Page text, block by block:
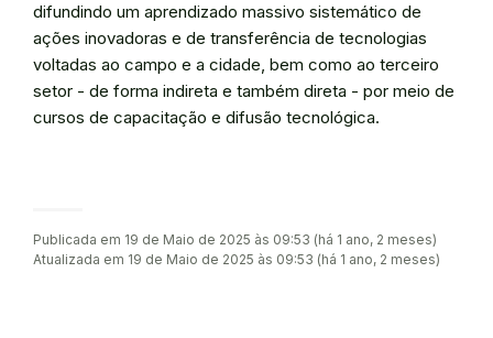
difundindo um aprendizado massivo sistemático de
ações inovadoras e de transferência de tecnologias
voltadas ao campo e a cidade, bem como ao terceiro
setor - de forma indireta e também direta - por meio de
cursos de capacitação e difusão tecnológica.
Publicada em 19 de Maio de 2025 às 09:53 (há 1 ano, 2 meses)
Atualizada em 19 de Maio de 2025 às 09:53 (há 1 ano, 2 meses)